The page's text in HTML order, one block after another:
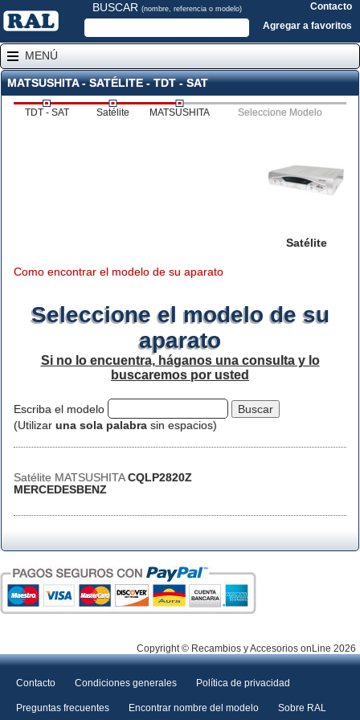
BUSCAR (nombre, referencia o modelo)
Contacto
Agregar a favoritos
MENÚ
MATSUSHITA - SATÉLITE - TDT - SAT
TDT - SAT Satélite MATSUSHITA Seleccione Modelo
Satélite
Como encontrar el modelo de su aparato
Seleccione el modelo de su
aparato
Si no lo encuentra, háganos una consulta y lo
buscaremos por usted
Escriba el modelo
(Utilizar una sola palabra sin espacios)
Satélite MATSUSHITACQLP2820Z
MERCEDESBENZ
Copyright © Recambios y Accesorios onLine 2026
Contacto Condiciones generales Política de privacidad
Preguntas frecuentes Encontrar nombre del modelo Sobre RAL